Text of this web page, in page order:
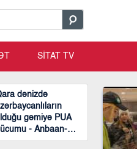
SİTAT TV
dənizdə
gəmiyə PUA
- Anbaan-